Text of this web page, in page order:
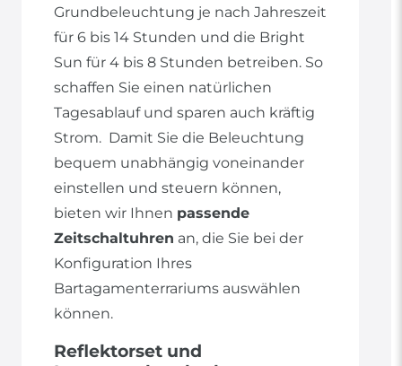
Grundbeleuchtung je nach Jahreszeit
für 6 bis 14 Stunden und die Bright
Sun für 4 bis 8 Stunden betreiben. So
schaffen Sie einen natürlichen
Tagesablauf und sparen auch kräftig
Strom. Damit Sie die Beleuchtung
bequem unabhängig voneinander
einstellen und steuern können,
bieten wir Ihnen passende
Zeitschaltuhren an, die Sie bei der
Konfiguration Ihres
Bartagamenterrariums auswählen
können.
Reflektorset und